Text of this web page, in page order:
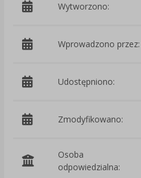
Wytworzono:
Wprowadzono przez:
Udostępniono:
Zmodyfikowano:
Osoba
odpowiedzialna: